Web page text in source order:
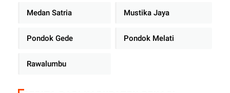
Medan Satria Mustika Jaya
Pondok Gede Pondok Melati
Rawalumbu